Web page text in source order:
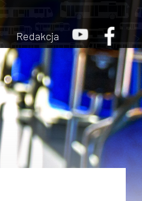
Redakcja